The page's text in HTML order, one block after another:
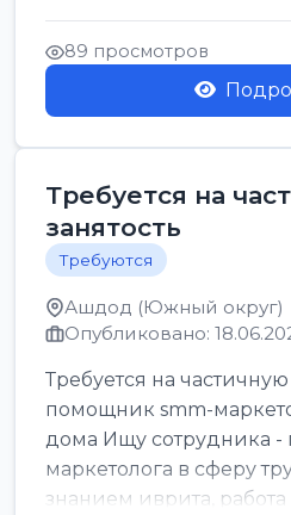
для всех...
89 просмотров
Требуется на
занятость
Требуются
Ашдод (Южный округ)
Опубликовано:
Требуется на частичную
помощник smm-
дома Ищу сотрудника
маркетолога в сферу
знанием иврита,